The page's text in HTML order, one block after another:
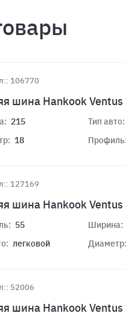
106770
шина Hankook
215
18
Тип авто:
Профиль:
127169
шина Hankook
55
легковой
Ширина:
Диаметр:
52006
шина Hankook